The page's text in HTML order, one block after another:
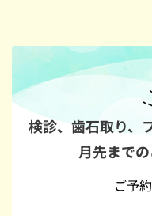
検診、歯石取り、
月先までの
ご予